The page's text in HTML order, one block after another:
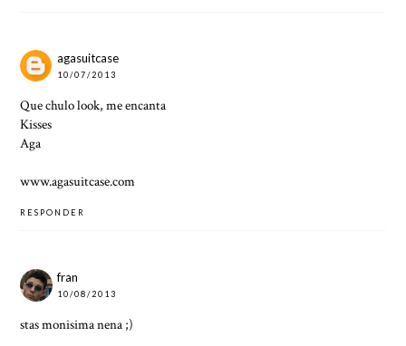
agasuitcase
10/07/2013
Que chulo look, me encanta
Kisses
Aga
www.agasuitcase.com
RESPONDER
fran
10/08/2013
stas monisima nena ;)